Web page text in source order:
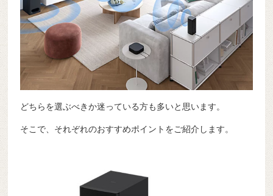
どちらを選ぶべきか迷っている方も多いと思います。
そこで、それぞれのおすすめポイントをご紹介します。